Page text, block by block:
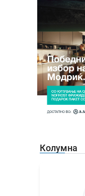
Колумна